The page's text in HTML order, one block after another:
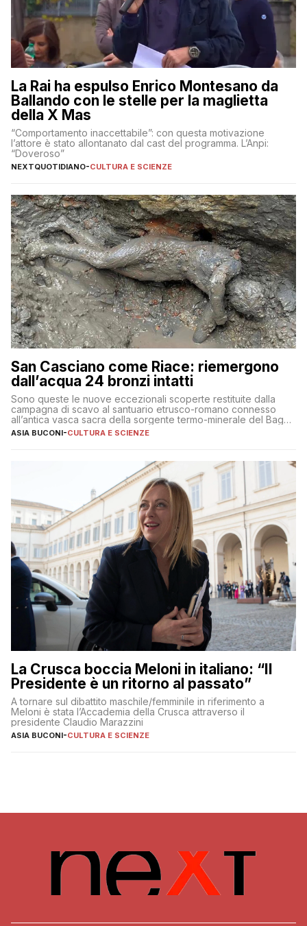
La Rai ha espulso Enrico Montesano da
Ballando con le stelle per la maglietta
della X Mas
“Comportamento inaccettabile”: con questa motivazione
l’attore è stato allontanato dal cast del programma. L’Anpi:
“Doveroso”
NEXTQUOTIDIANO-CULTURA E SCIENZE
San Casciano come Riace: riemergono
dall’acqua 24 bronzi intatti
Sono queste le nuove eccezionali scoperte restituite dalla
campagna di scavo al santuario etrusco-romano connesso
all’antica vasca sacra della sorgente termo-minerale del Bagno
Grande
ASIA BUCONI-CULTURA E SCIENZE
La Crusca boccia Meloni in italiano: “Il
Presidente è un ritorno al passato”
A tornare sul dibattito maschile/femminile in riferimento a
Meloni è stata l’Accademia della Crusca attraverso il
presidente Claudio Marazzini
ASIA BUCONI-CULTURA E SCIENZE